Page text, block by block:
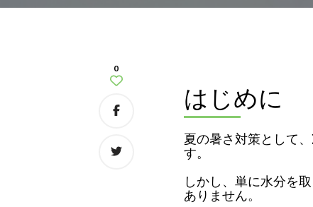
0
はじめに
夏の暑さ対策として
す。
しかし、単に水分を
ありません。